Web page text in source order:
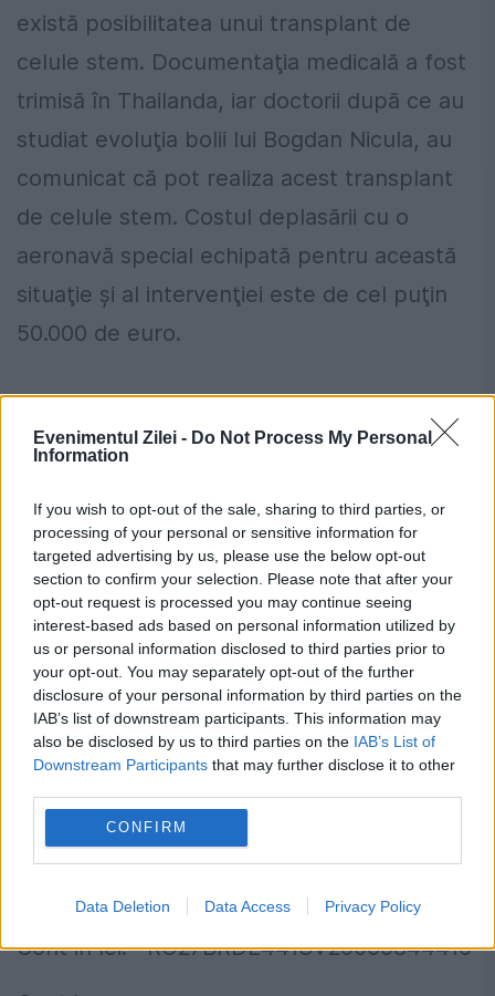
Evenimentul Zilei - Do Not Process My Personal
Information
If you wish to opt-out of the sale, sharing to third parties, or
processing of your personal or sensitive information for
targeted advertising by us, please use the below opt-out
section to confirm your selection. Please note that after your
opt-out request is processed you may continue seeing
interest-based ads based on personal information utilized by
us or personal information disclosed to third parties prior to
your opt-out. You may separately opt-out of the further
disclosure of your personal information by third parties on the
IAB’s list of downstream participants. This information may
also be disclosed by us to third parties on the IAB’s List of
Downstream Participants that may further disclose it to other
CONFIRM
Data Deletion Data Access Privacy Policy
există posibilitatea unui transplant de
celule stem. Documentaţia medicală a fost
trimisă în Thailanda, iar doctorii după ce au
studiat evoluţia bolii lui Bogdan Nicula, au
comunicat că pot realiza acest transplant
de celule stem. Costul deplasării cu o
aeronavă special echipată pentru această
situaţie şi al intervenţiei este de cel puţin
50.000 de euro.
Bogdan Nicula are nevoie de sprijinul nostru
pentru a trăi. Conturile deschise pe numele
mamei lui Bogdan, Stela Nicula, sunt
BRD Groupe Societe Generale
Titular Stela Nicula
Cont in lei: RO27BRDE441SV25065844410